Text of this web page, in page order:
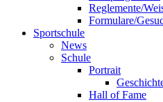
Reglemente/
Formulare/
Sportschule
News
Schule
Portrait
Hall of Fame